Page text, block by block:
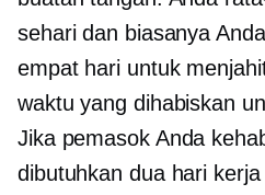
sehari dan biasanya
empat hari untuk
waktu yang dihabiskan
Jika pemasok Anda
dibutuhkan dua hari